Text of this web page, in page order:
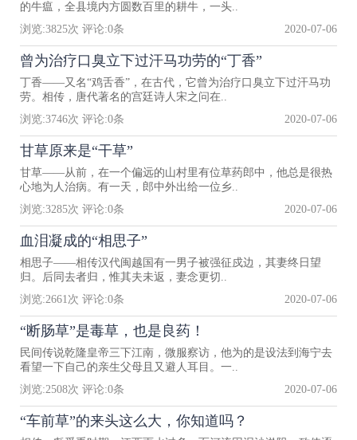
的牛瘟，全县境内方圆数百里的耕牛，一头..
浏览:3825次 评论:0条 2020-07-06
曾为治疗口臭立下过汗马功劳的“丁香”
丁香——又名“鸡舌香”，在古代，它曾为治疗口臭立下过汗马功
劳。相传，唐代著名的宫廷诗人宋之问在..
浏览:3746次 评论:0条 2020-07-06
甘草原来是“干草”
甘草——从前，在一个偏远的山村里有位草药郎中，他总是很热
心地为人治病。有一天，郎中外出给一位乡..
浏览:3285次 评论:0条 2020-07-06
血泪凝成的“相思子”
相思子——相传汉代闽越国有一男子被强征戍边，其妻终日望
归。后同去者归，惟其夫未返，妻念更切..
浏览:2661次 评论:0条 2020-07-06
“断肠草”是毒草，也是良药！
民间传说乾隆皇帝三下江南，微服察访，他为的是设法到海宁去
看望一下自己的亲生父母且又避人耳目。一..
浏览:2508次 评论:0条 2020-07-06
“车前草”的来头这么大，你知道吗？